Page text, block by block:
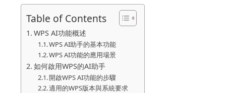
Table of Contents
WPS AI功能概述
WPS AI助手的基本功能
WPS AI功能的應用場景
如何啟用WPS的AI助手
開啟WPS AI功能的步驟
適用的WPS版本與系統要求